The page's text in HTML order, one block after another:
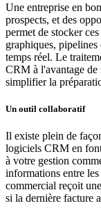
Une entreprise en
prospects, et des
permet de stocker
graphiques, pipelines
temps réel. Le
CRM à l'avantage de
simplifier la
Un outil collaboratif
Il existe plein de
logiciels CRM en
à votre gestion
informations entre
commercial reçoit
si la dernière facture